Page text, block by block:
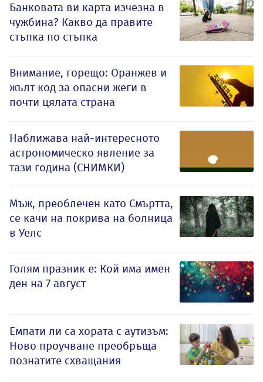
Банковата ви карта изчезна в
чужбина? Какво да правите
стъпка по стъпка
Внимание, горещо: Оранжев и
жълт код за опасни жеги в
почти цялата страна
Наближава най-интересното
астрономическо явление за
тази година (СНИМКИ)
Мъж, преоблечен като Смъртта,
се качи на покрива на болница
в Уелс
Голям празник е: Кой има имен
ден на 7 август
Емпати ли са хората с аутизъм:
Ново проучване преобръща
познатите схващания